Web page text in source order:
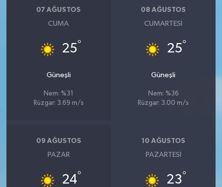
07 AĞUSTOS
CUMA
25°
Güneşli
Nem: %31
Rüzgar: 3.69 m/s
08 AĞUSTOS
CUMARTESI
25°
Güneşli
Nem: %36
Rüzgar: 3.00 m/s
09 AĞUSTOS
PAZAR
24°
10 AĞUSTOS
PAZARTESI
23°